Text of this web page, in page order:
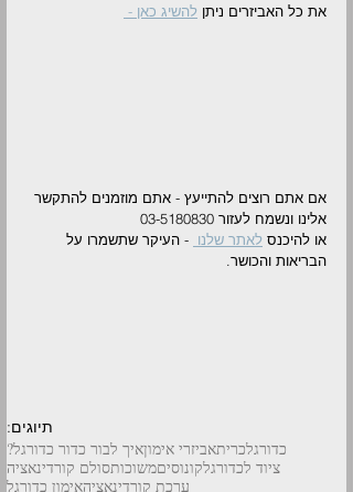
את כל האביזרים ניתן להשיג כאן -
אם אתם רוצים להתייעץ - אתם מוזמנים להתקשר
אלינו ונשמח לעזור 03-5180830
או להיכנס לאתר שלנו - העיקר שתשמרו על
הבריאות והכושר.
תיוגים:
כדורגלכריתאביזרי אימוןאיך לבור כדור כדורגל?
ציוד לכדורגלקונוסיםמשוכותסולם קורדינאציה
ערכת קורדינאציהאימון כדורגל